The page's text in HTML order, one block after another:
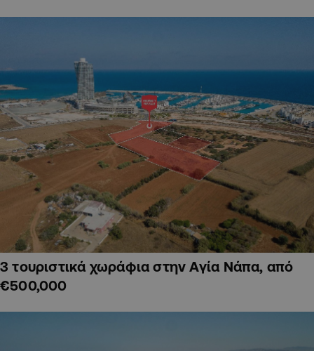
3 τουριστικά χωράφια στην Αγία Νάπα, από
€500,000